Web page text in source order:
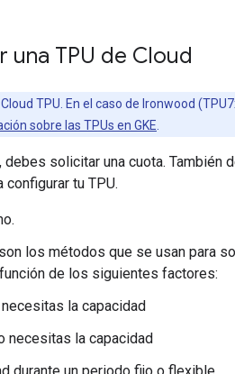
una TPU de Cloud
TPU. En el caso de Ironwood
sobre las TPUs en GKE
debes solicitar una cuota.
tu TPU.
los métodos que se usan para
de los siguientes factores:
la capacidad
necesitas la capacidad